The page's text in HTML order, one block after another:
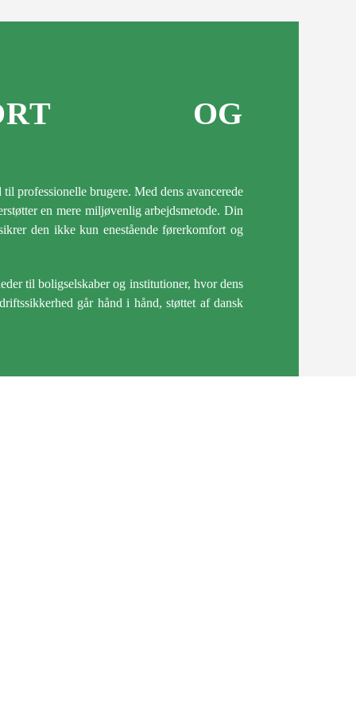
OG
professionelle brugere. Med dens avancerede
en mere miljøvenlig arbejdsmetode. Din
den ikke kun enestående førerkomfort og
til boligselskaber og institutioner, hvor dens
går hånd i hånd, støttet af dansk